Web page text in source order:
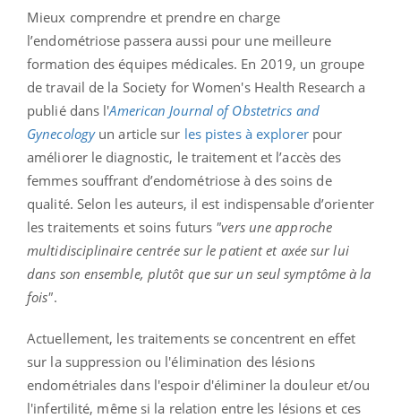
Mieux comprendre et prendre en charge
l’endométriose passera aussi pour une meilleure
formation des équipes médicales. En 2019, un groupe
de travail de la Society for Women's Health Research a
publié dans l'American Journal of Obstetrics and
Gynecologyun article sur les pistes à explorerpour
améliorer le diagnostic, le traitement et l’accès des
femmes souffrant d’endométriose à des soins de
qualité. Selon les auteurs, il est indispensable d’orienter
les traitements et soins futurs "vers une approche
multidisciplinaire centrée sur le patient et axée sur lui
dans son ensemble, plutôt que sur un seul symptôme à la
fois".
Actuellement, les traitements se concentrent en effet
sur la suppression ou l'élimination des lésions
endométriales dans l'espoir d'éliminer la douleur et/ou
l'infertilité, même si la relation entre les lésions et ces